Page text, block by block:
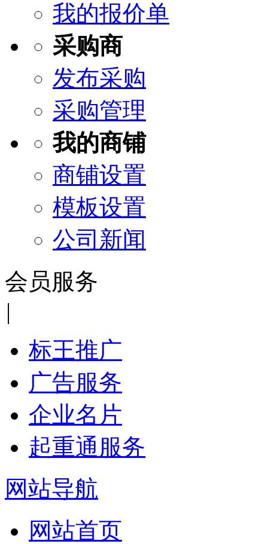
我的报价单
采购商
发布采购
采购管理
我的商铺
商铺设置
模板设置
公司新闻
会员服务
|
标王推广
广告服务
企业名片
起重通服务
网站导航
网站首页